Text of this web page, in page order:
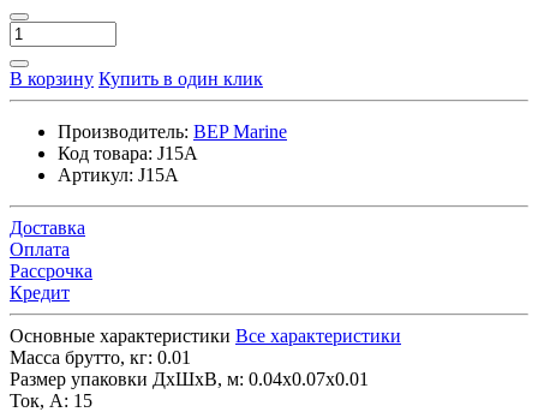
В корзину Купить в один клик
Производитель: BEP Marine
Код товара: J15A
Артикул: J15A
Доставка
Оплата
Рассрочка
Кредит
Основные характеристики Все характеристики
Масса брутто, кг: 0.01
Размер упаковки ДхШхВ, м: 0.04x0.07x0.01
Ток, А: 15